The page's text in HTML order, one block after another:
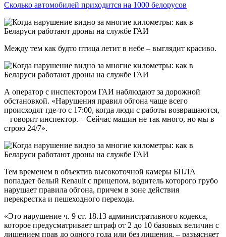
Сколько автомобилей приходится на 1000 белорусов
Между тем как будто птица летит в небе – выглядит красиво.
А оператор с инспектором ГАИ наблюдают за дорожной
обстановкой. «Нарушения правил обгона чаще всего
происходят где-то с 17:00, когда люди с работы возвращаются,
– говорит инспектор. – Сейчас машин не так много, но мы в
строю 24/7».
Тем временем в объектив высокоточной камеры БПЛА
попадает белый Renault с прицепом, водитель которого грубо
нарушает правила обгона, причем в зоне действия
перекрестка и пешеходного перехода.
«Это нарушение ч. 9 ст. 18.13 административного кодекса,
которое предусматривает штраф от 2 до 10 базовых величин с
лишением прав до одного года или без лишения, – разъясняет